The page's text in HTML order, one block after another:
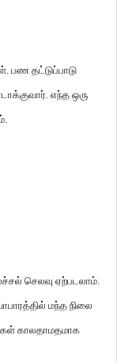
. பண தட்டுப்பாடு
. எந்த ஒரு
.
செலவு ஏற்படலாம்.
மந்த நிலை
காலதாமதமாக